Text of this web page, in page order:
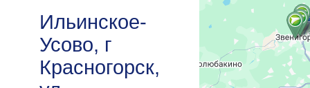
Ильинское-
Усово, г
Красногорск,